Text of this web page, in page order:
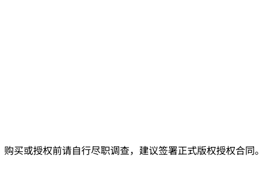
购买或授权前请自行尽职调查，建议签署正式版权授权合同。